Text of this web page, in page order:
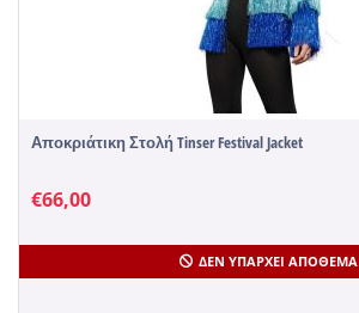
Αποκριάτικη Στολή Tinser Festival Jacket
€66,00
ΔΕΝ ΥΠΆΡΧΕΙ ΑΠΌΘΕΜΑ